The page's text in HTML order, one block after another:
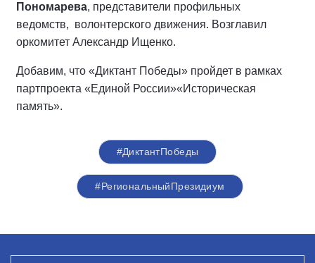
Пономарева, представители профильных
ведомств, волонтерского движения. Возглавил
оркомитет Александр Ищенко.
Добавим, что «Диктант Победы» пройдет в рамках
партпроекта «Единой России»«Историческая
память».
#ДиктантПобеды
#РегиональныйПрезидиум